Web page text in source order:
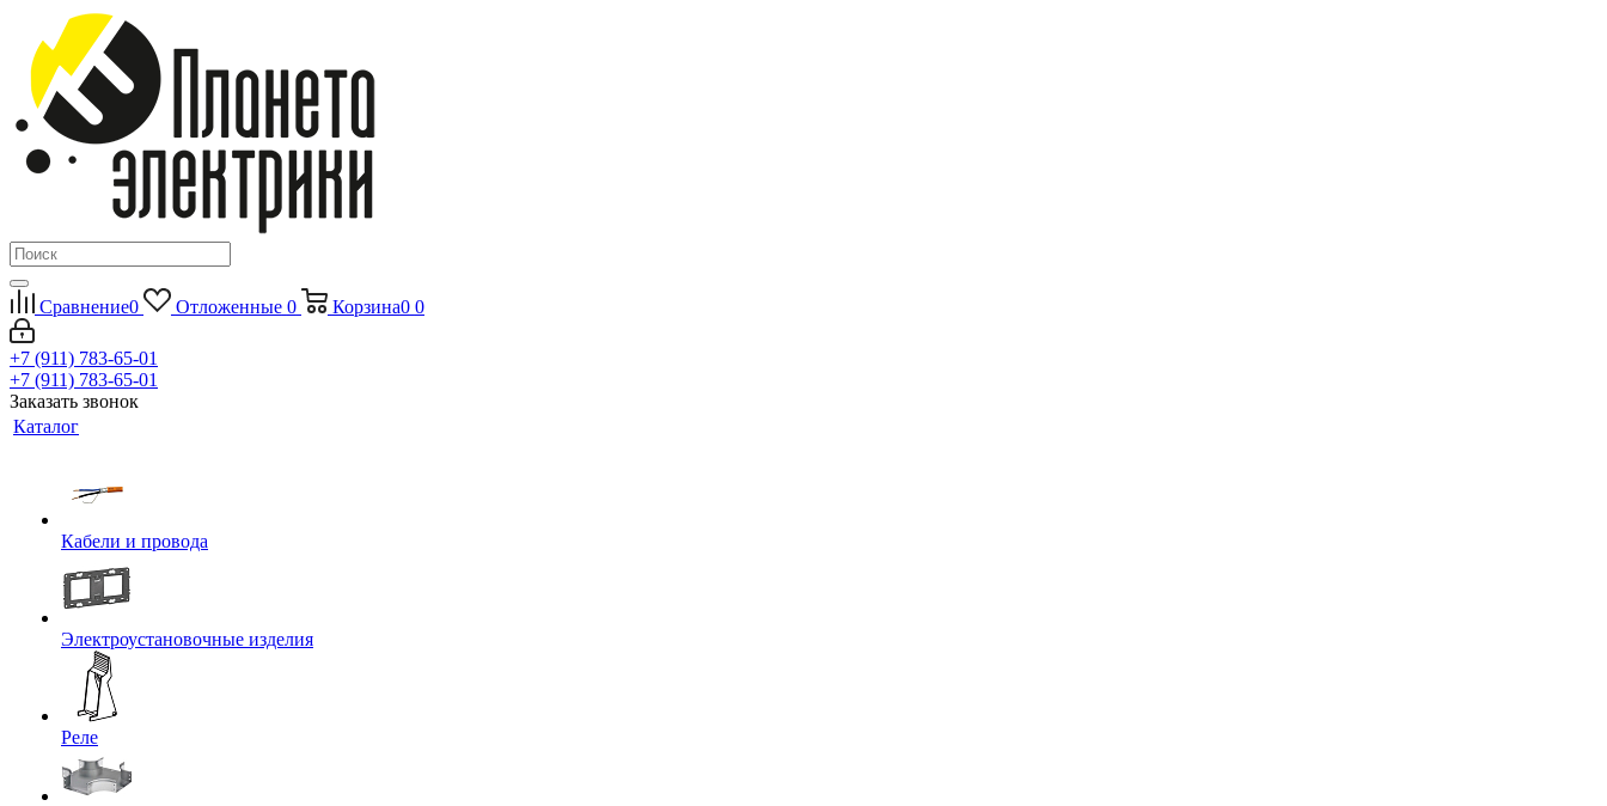
Сравнение0 Отложенные 0 Корзина0 0
+7 (911) 783-65-01
+7 (911) 783-65-01
Заказать звонок
Каталог
Кабели и провода
Электроустановочные изделия
Реле